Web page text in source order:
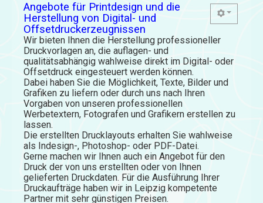
Angebote für Printdesign und die
Herstellung von Digital- und
Offsetdruckerzeugnissen
Wir bieten Ihnen die Herstellung professioneller
Druckvorlagen an, die auflagen- und
qualitätsabhängig wahlweise direkt im Digital- oder
Offsetdruck eingesteuert werden können.
Dabei haben Sie die Möglichkeit, Texte, Bilder und
Grafiken zu liefern oder durch uns nach Ihren
Vorgaben von unseren professionellen
Werbetextern, Fotografen und Grafikern erstellen zu
lassen.
Die erstellten Drucklayouts erhalten Sie wahlweise
als Indesign-, Photoshop- oder PDF-Datei.
Gerne machen wir Ihnen auch ein Angebot für den
Druck der von uns erstellten oder von Ihnen
gelieferten Druckdaten. Für die Ausführung Ihrer
Druckaufträge haben wir in Leipzig kompetente
Partner mit sehr günstigen Preisen.